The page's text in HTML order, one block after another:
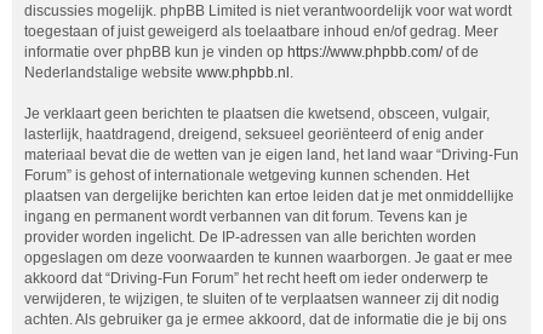
discussies mogelijk. phpBB Limited is niet verantwoordelijk voor wat wordt
toegestaan of juist geweigerd als toelaatbare inhoud en/of gedrag. Meer
informatie over phpBB kun je vinden op https://www.phpbb.com/of de
Nederlandstalige website www.phpbb.nl .
Je verklaart geen berichten te plaatsen die kwetsend, obsceen, vulgair,
lasterlijk, haatdragend, dreigend, seksueel georiënteerd of enig ander
materiaal bevat die de wetten van je eigen land, het land waar “Driving-Fun
Forum” is gehost of internationale wetgeving kunnen schenden. Het
plaatsen van dergelijke berichten kan ertoe leiden dat je met onmiddellijke
ingang en permanent wordt verbannen van dit forum. Tevens kan je
provider worden ingelicht. De IP-adressen van alle berichten worden
opgeslagen om deze voorwaarden te kunnen waarborgen. Je gaat er mee
akkoord dat “Driving-Fun Forum” het recht heeft om ieder onderwerp te
verwijderen, te wijzigen, te sluiten of te verplaatsen wanneer zij dit nodig
achten. Als gebruiker ga je ermee akkoord, dat de informatie die je bij ons